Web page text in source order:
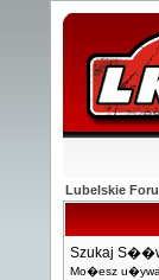
Lubelskie
Szukaj
Mo�esz